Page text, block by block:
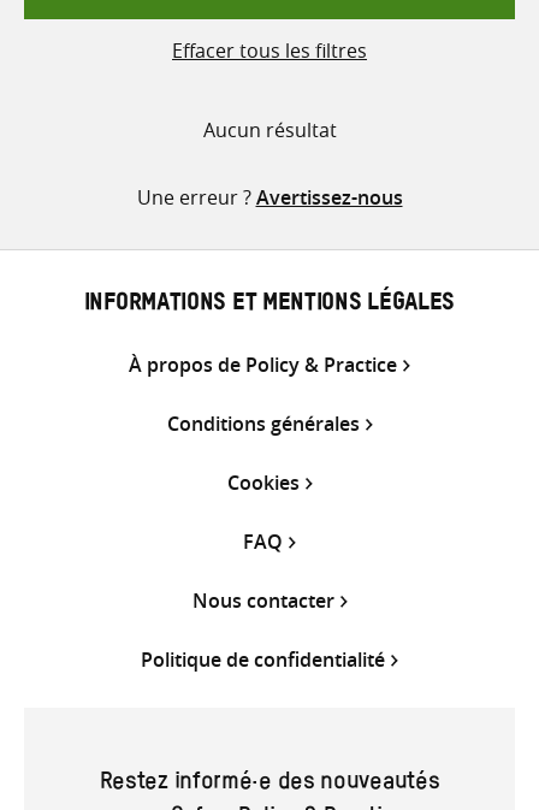
Effacer tous les filtres
Aucun résultat
Une erreur ?Avertissez-nous
INFORMATIONS ET MENTIONS LÉGALES
À propos de Policy & Practice
Conditions générales
Cookies
FAQ
Nous contacter
Politique de confidentialité
Restez informé·e des nouveautés